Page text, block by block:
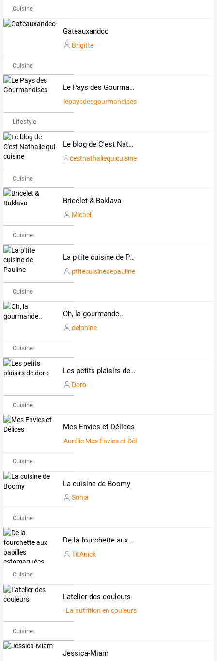
Cuisine
Gateauxandco
Brigitte
Cuisine
Le Pays des Gourmandises
lepaysdesgourmandises
Lifestyle
Le blog de C'est Nathalie qui cuisine
cestnathaliequicuisine
Cuisine
Bricelet & Baklava
Michel
Cuisine
La p'tite cuisine de Pauline
ptitecuisinedepauline
Cuisine
Oh, la gourmande..
delphine
Cuisine
Les petits plaisirs de doro
Doro
Cuisine
Mes Envies et Délices
Aurélie Mes Envies et Délices
Cuisine
La cuisine de Boomy
Sonia
Cuisine
De la fourchette aux papilles estomaquées... Made By TitAnick
TitAnick
Cuisine
L'atelier des couleurs
La nutrition en couleurs
Cuisine
Jessica-Miam